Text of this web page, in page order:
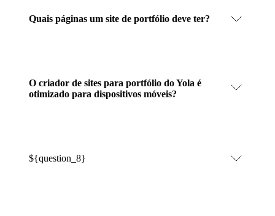
Quais páginas um site de portfólio deve ter?
O criador de sites para portfólio do Yola é
otimizado para dispositivos móveis?
${question_8}